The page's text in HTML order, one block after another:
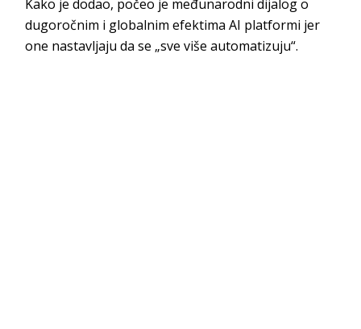
Kako je dodao, počeo je međunarodni dijalog o
dugoročnim i globalnim efektima AI platformi jer
one nastavljaju da se „sve više automatizuju“.